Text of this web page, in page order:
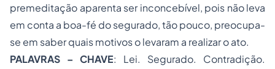
premeditação aparenta ser inconcebível, pois não leva
em conta a boa-fé do segurado, tão pouco, preocupa-
se em saber quais motivos o levaram a realizar o ato.
PALAVRAS – CHAVE: Lei. Segurado. Contradição.